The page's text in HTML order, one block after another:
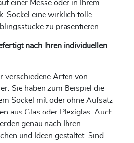
einer Messe oder in Ihrem
Sockel eine wirklich tolle
zu präsentieren.
nach Ihren individuellen
verschiedene Arten von
Sie haben zum Beispiel die
Sockel mit oder ohne Aufsatz
aus Glas oder Plexiglas. Auch
genau nach Ihren
und Ideen gestaltet. Sind